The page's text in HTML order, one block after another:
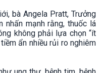
bà Angela Pratt, Trưởng
nhấn mạnh rằng, thuốc lá
không phải lựa chọn “ít
ẩn nhiều rủi ro nghiêm